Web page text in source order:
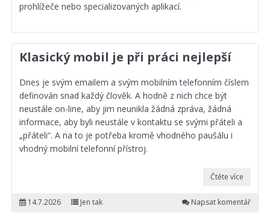
prohlížeče nebo specializovaných aplikací.
Klasický mobil je při práci nejlepší
Dnes je svým emailem a svým mobilním telefonním číslem
definován snad každý člověk. A hodně z nich chce být
neustále on-line, aby jim neunikla žádná zpráva, žádná
informace, aby byli neustále v kontaktu se svými přáteli a
„přáteli“. A na to je potřeba kromě vhodného paušálu i
vhodný mobilní telefonní přístroj.
Čtěte více
14.7.2026 Jen tak Napsat komentář